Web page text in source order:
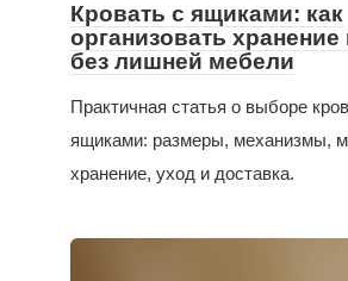
Кровать с ящиками: как
организовать хранение
без лишней мебели
Практичная статья о выборе
ящиками: размеры, механизмы,
хранение, уход и доставка.